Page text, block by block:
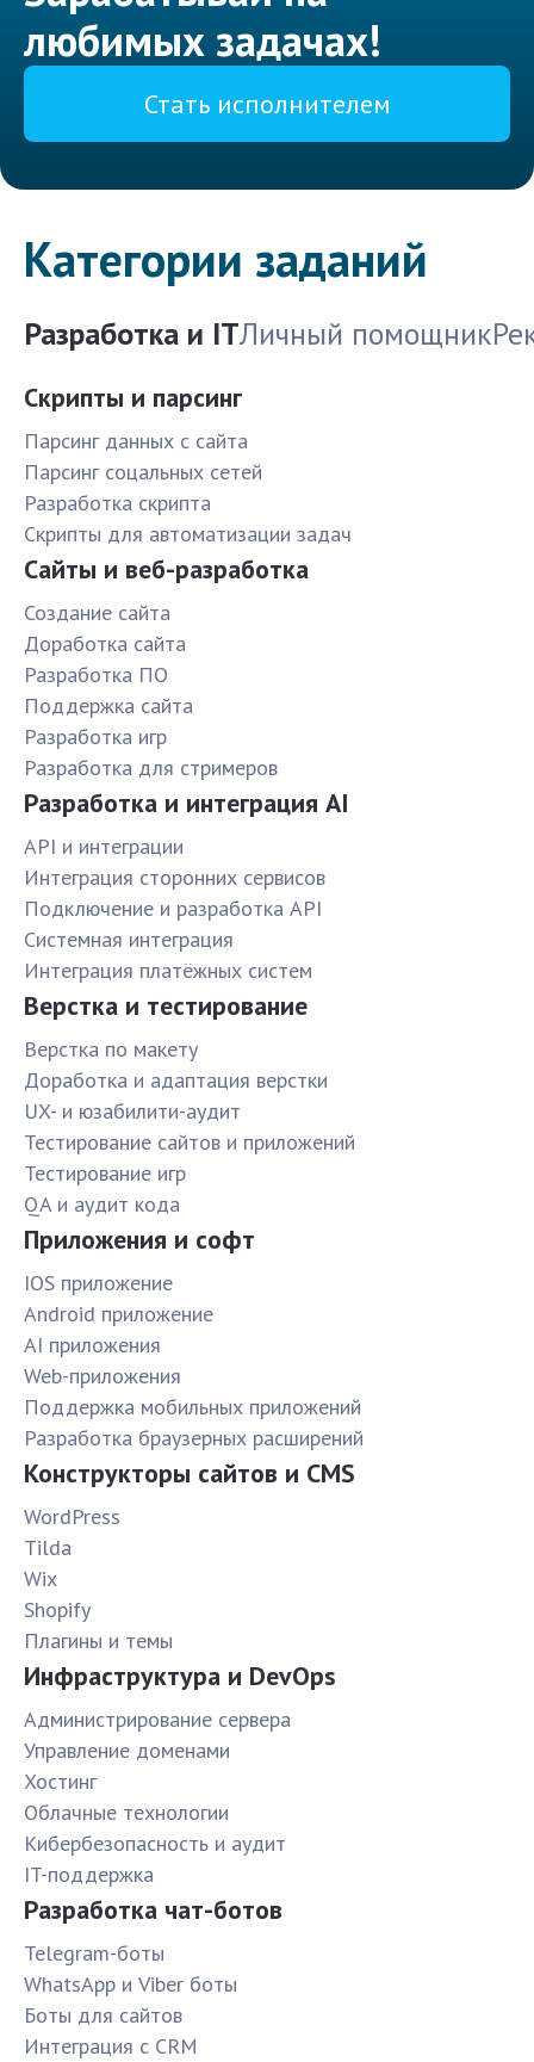
любимых задачах!
Стать исполнителем
Категории заданий
Разработка и ITЛичный помощник
Скрипты и парсинг
Парсинг данных с сайта
Парсинг соцальных сетей
Разработка скрипта
Скрипты для автоматизации задач
Сайты и веб-разработка
Создание сайта
Доработка сайта
Разработка ПО
Поддержка сайта
Разработка игр
Разработка для стримеров
Разработка и интеграция AI
API и интеграции
Интеграция сторонних сервисов
Подключение и разработка API
Системная интеграция
Интеграция платёжных систем
Верстка и тестирование
Верстка по макету
Доработка и адаптация верстки
UX- и юзабилити-аудит
Тестирование сайтов и приложений
Тестирование игр
QA и аудит кода
Приложения и софт
IOS приложение
Android приложение
AI приложения
Web-приложения
Поддержка мобильных приложений
Разработка браузерных расширений
Конструкторы сайтов и CMS
WordPress
Tilda
Wix
Shopify
Плагины и темы
Инфраструктура и DevOps
Администрирование сервера
Управление доменами
Хостинг
Облачные технологии
Кибербезопасность и аудит
IT-поддержка
Разработка чат-ботов
Telegram-боты
WhatsApp и Viber боты
Боты для сайтов
Интеграция с CRM